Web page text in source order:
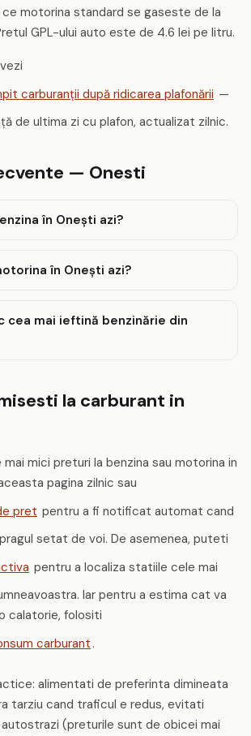
motorina standard se gaseste de la
GPL-ului auto este de 4.6 lei pe litru.
carburanții după ridicarea plafonării —
de ultima zi cu plafon, actualizat zilnic.
— Onesti
în Onești azi?
în Onești azi?
cea mai ieftină benzinărie din
la carburant in
mici preturi la benzina sau motorina in
pagina zilnic sau
pret pentru a fi notificat automat cand
setat de voi. De asemenea, puteti
pentru a localiza statiile cele mai
Iar pentru a estima cat va
calatorie, folositi
carburant .
alimentati de preferinta dimineata
tarziu cand traficul e redus, evitati
(preturile sunt de obicei mai